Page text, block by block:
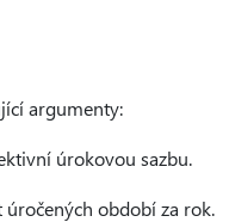
argumenty:
úrokovou sazbu.
období za rok.